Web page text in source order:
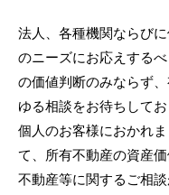
法人、各種機関ならび
のニーズにお応えする
の価値判断のみならず
ゆる相談をお待ちしてお
個人のお客様におかれ
て、所有不動産の資産
不動産等に関するご相